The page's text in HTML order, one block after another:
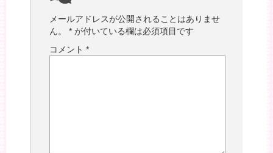
メールアドレスが公開されることはありませ
ん。
* が付いている欄は必須項目です
コメント *